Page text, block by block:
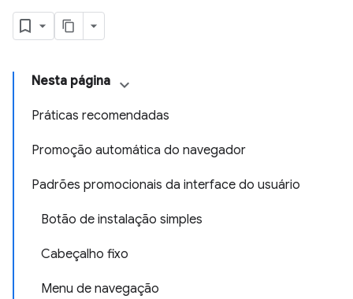
Nesta página
Práticas recomendadas
Promoção automática do navegador
Padrões promocionais da interface do usuário
Botão de instalação simples
Cabeçalho fixo
Menu de navegação